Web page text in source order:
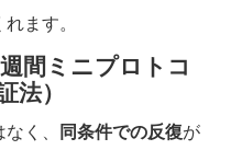
ます。
間ミニプロトコ
法）
く、 同条件での反復が